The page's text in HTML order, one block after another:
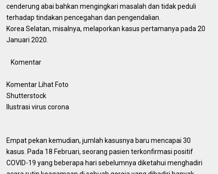
cenderung abai bahkan mengingkari masalah dan tidak peduli
terhadap tindakan pencegahan dan pengendalian.
Korea Selatan, misalnya, melaporkan kasus pertamanya pada 20
Januari 2020.
Komentar
Komentar Lihat Foto
Shutterstock
Ilustrasi virus corona
Empat pekan kemudian, jumlah kasusnya baru mencapai 30
kasus. Pada 18 Februari, seorang pasien terkonfirmasi positif
COVID-19 yang beberapa hari sebelumnya diketahui menghadiri